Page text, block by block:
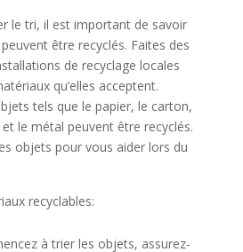
le tri, il est important de savoir
être recyclés. Faites des
de recyclage locales
qu’elles acceptent.
tels que le papier, le carton,
le métal peuvent être recyclés.
objets pour vous aider lors du
recyclables:
à trier les objets, assurez-